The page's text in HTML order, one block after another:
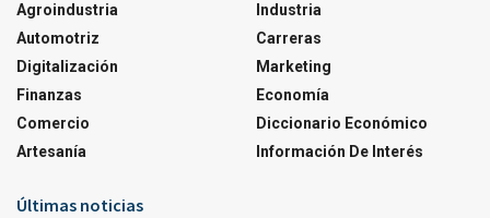
Agroindustria
Automotriz
Digitalización
Finanzas
Comercio
Artesanía
Industria
Carreras
Marketing
Economía
Diccionario Económico
Información De Interés
Últimas noticias